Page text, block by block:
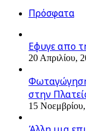
Πρόσφατα
Εφυγε απο
20 Απριλίου,
στην
15